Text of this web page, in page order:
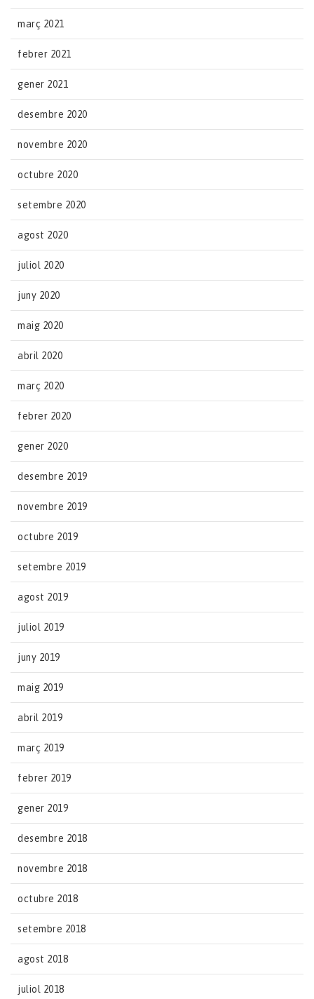
març 2021
febrer 2021
gener 2021
desembre 2020
novembre 2020
octubre 2020
setembre 2020
agost 2020
juliol 2020
juny 2020
maig 2020
abril 2020
març 2020
febrer 2020
gener 2020
desembre 2019
novembre 2019
octubre 2019
setembre 2019
agost 2019
juliol 2019
juny 2019
maig 2019
abril 2019
març 2019
febrer 2019
gener 2019
desembre 2018
novembre 2018
octubre 2018
setembre 2018
agost 2018
juliol 2018